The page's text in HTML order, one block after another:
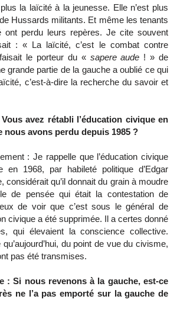
la laïcité à la jeunesse. Elle n’est plus
Hussards militants. Et même les tenants
ont perdu leurs repères. Je cite souvent
: « La laïcité, c’est le combat contre
le porteur du « sapere aude ! » de
grande partie de la gauche a oublié ce qui
c’est-à-dire la recherche du savoir et
avez rétabli l’éducation civique en
nous avons perdu depuis 1985 ?
: Je rappelle que l’éducation civique
en 1968, par habileté politique d’Edgar
considérait qu’il donnait du grain à moudre
de pensée qui était la contestation de
de voir que c’est sous le général de
civique a été supprimée. Il a certes donné
qui élevaient la conscience collective.
du point de vue du civisme,
pas été transmises.
: Si nous revenons à la gauche, est-ce
ne l’a pas emporté sur la gauche de